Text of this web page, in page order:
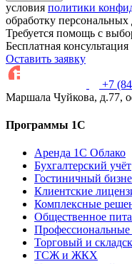
условия политики
обработку
Требуется помощь с
Бесплатная консультация
Оставить заявку
+7
Маршала Чуйкова, д.77,
Программы 1С
Аренда 1С Облако
Бухгалтерский учёт
Гостиничный
Клиентские
Комплексные
Общественное
Профессиональные
Торговый и
ТСЖ и ЖКХ